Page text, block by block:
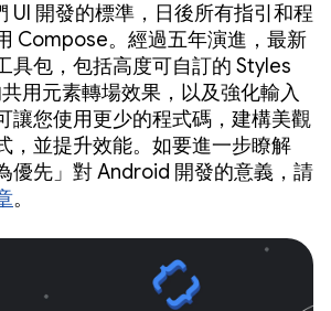
UI 開發的標準，日後所有指引和程
Compose。經過五年演進，最新
具包，包括高度可自訂的 Styles
用元素轉場效果，以及強化輸入
讓您使用更少的程式碼，建構美觀
，並提升效能。如要進一步瞭解
優先」對 Android 開發的意義，請
。